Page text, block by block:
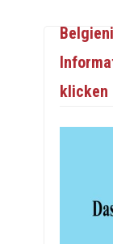
klicken